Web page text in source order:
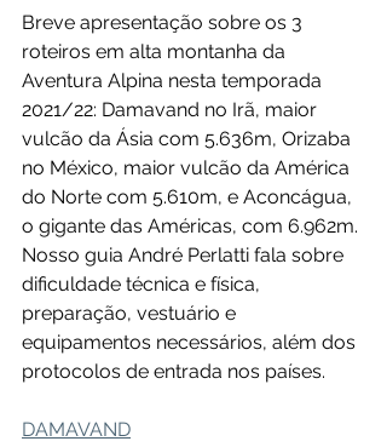
Breve apresentação sobre os 3
roteiros em alta montanha da
Aventura Alpina nesta temporada
2021/22: Damavand no Irã, maior
vulcão da Ásia com 5.636m, Orizaba
no México, maior vulcão da América
do Norte com 5.610m, e Aconcágua,
o gigante das Américas, com 6.962m.
Nosso guia André Perlatti fala sobre
dificuldade técnica e física,
preparação, vestuário e
equipamentos necessários, além dos
protocolos de entrada nos países.
DAMAVAND